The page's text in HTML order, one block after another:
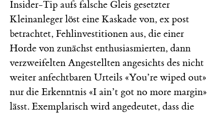
Insider-Tip aufs falsche Gleis gesetzter
Kleinanleger löst eine Kaskade von, ex post
betrachtet, Fehlinvestitionen aus, die einer
Horde von zunächst enthusiasmierten, dann
verzweifelten Angestellten angesichts des nicht
weiter anfechtbaren Urteils «You’re wiped out»
nur die Erkenntnis «I ain’t got no more margin»
lässt. Exemplarisch wird angedeutet, dass die